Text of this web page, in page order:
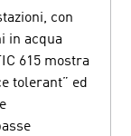
con
in acqua
615 mostra
tolerant” ed